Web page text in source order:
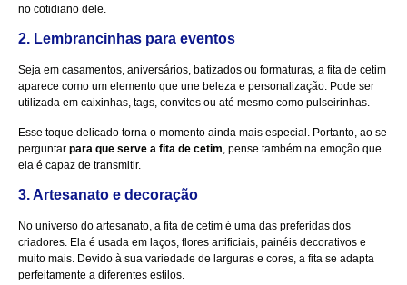
no cotidiano dele.
2. Lembrancinhas para eventos
Seja em casamentos, aniversários, batizados ou formaturas, a fita de cetim
aparece como um elemento que une beleza e personalização. Pode ser
utilizada em caixinhas, tags, convites ou até mesmo como pulseirinhas.
Esse toque delicado torna o momento ainda mais especial. Portanto, ao se
perguntar para que serve a fita de cetim , pense também na emoção que
ela é capaz de transmitir.
3. Artesanato e decoração
No universo do artesanato, a fita de cetim é uma das preferidas dos
criadores. Ela é usada em laços, flores artificiais, painéis decorativos e
muito mais. Devido à sua variedade de larguras e cores, a fita se adapta
perfeitamente a diferentes estilos.